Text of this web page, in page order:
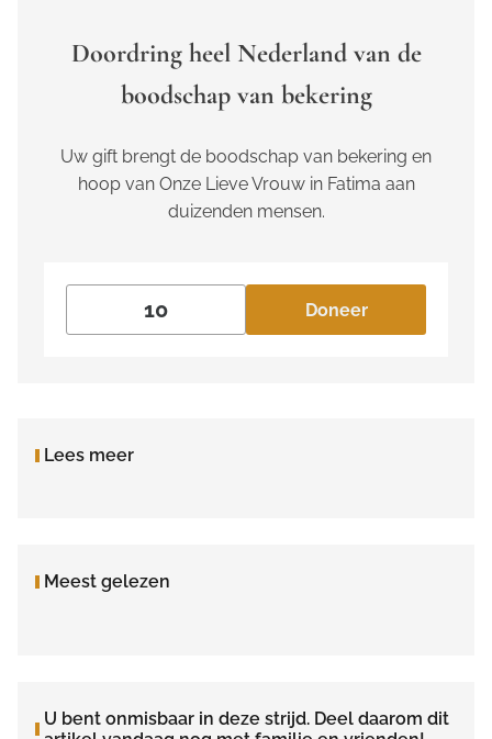
Doordring heel Nederland van de
boodschap van bekering
Uw gift brengt de boodschap van bekering en
hoop van Onze Lieve Vrouw in Fatima aan
duizenden mensen.
Doneer
Lees meer
Meest gelezen
U bent onmisbaar in deze strijd. Deel daarom dit